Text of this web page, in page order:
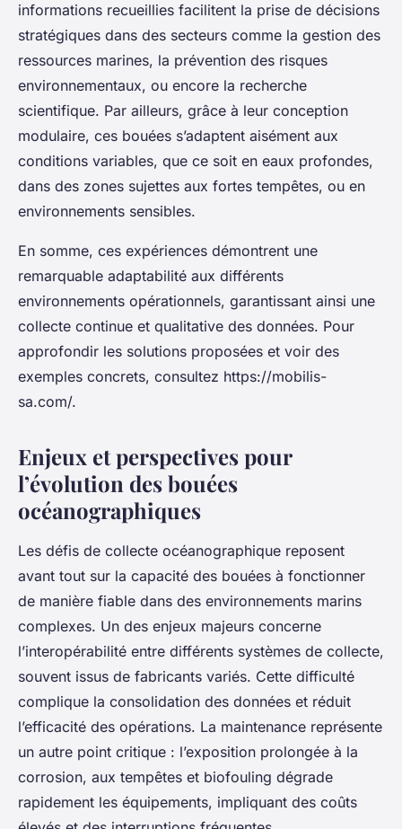
informations recueillies facilitent la prise de décisions
stratégiques dans des secteurs comme la gestion des
ressources marines, la prévention des risques
environnementaux, ou encore la recherche
scientifique. Par ailleurs, grâce à leur conception
modulaire, ces bouées s’adaptent aisément aux
conditions variables, que ce soit en eaux profondes,
dans des zones sujettes aux fortes tempêtes, ou en
environnements sensibles.
En somme, ces expériences démontrent une
remarquable adaptabilité aux différents
environnements opérationnels, garantissant ainsi une
collecte continue et qualitative des données. Pour
approfondir les solutions proposées et voir des
exemples concrets, consultez https://mobilis-
sa.com/.
Enjeux et perspectives pour
l’évolution des bouées
océanographiques
Les défis de collecte océanographique reposent
avant tout sur la capacité des bouées à fonctionner
de manière fiable dans des environnements marins
complexes. Un des enjeux majeurs concerne
l’interopérabilité entre différents systèmes de collecte,
souvent issus de fabricants variés. Cette difficulté
complique la consolidation des données et réduit
l’efficacité des opérations. La maintenance représente
un autre point critique : l’exposition prolongée à la
corrosion, aux tempêtes et biofouling dégrade
rapidement les équipements, impliquant des coûts